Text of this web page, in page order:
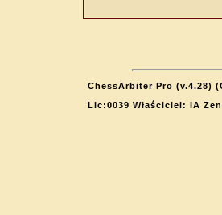
ChessArbiter Pro (v.4.28)
Lic:0039 Właściciel: IA